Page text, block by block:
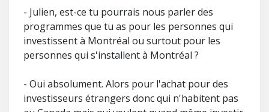
- Julien, est-ce tu pourrais nous parler des
programmes que tu as pour les personnes qui
investissent à Montréal ou surtout pour les
personnes qui s'installent à Montréal ?
- Oui absolument. Alors pour l'achat pour des
investisseurs étrangers donc qui n'habitent pas